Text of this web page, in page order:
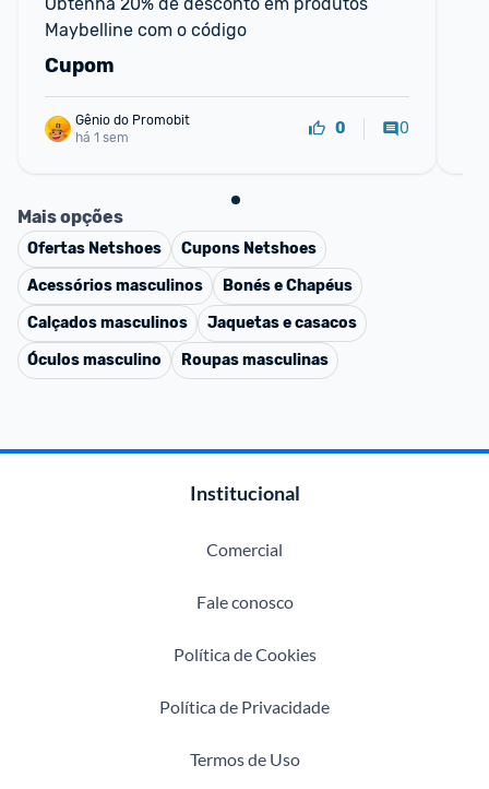
Maybelline com o código
Cupom
Gênio do Promobit
há 1 sem
0 0
Mais opções
Ofertas Netshoes Cupons Netshoes
Acessórios masculinos
Bonés e Chapéus
Calçados masculinos
Jaquetas e casacos
Óculos masculino
Roupas masculinas
Institucional
Comercial
Fale conosco
Política de Cookies
Política de Privacidade
Termos de Uso